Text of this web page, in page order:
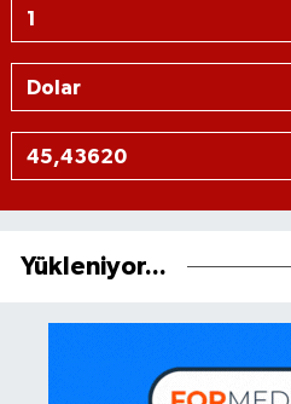
Yükleniyor...